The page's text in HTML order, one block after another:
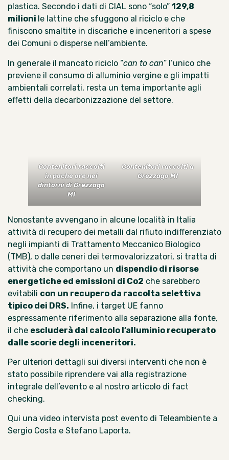
plastica. Secondo i dati di CIAL sono “solo” 129,8
milioni le lattine che sfuggono al riciclo e che
finiscono smaltite in discariche e inceneritori a spese
dei Comuni o disperse nell’ambiente.
In generale il mancato riciclo “can to can” l’unico che
previene il consumo di alluminio vergine e gli impatti
ambientali correlati, resta un tema importante agli
effetti della decarbonizzazione del settore.
Contenitori raccolti
in poche orenei
dintorni di Grezzago
MI
Contenitoriraccolti a
Grezzago MI
Nonostante avvengano in alcune località in Italia
attività di recupero dei metalli dal rifiuto indifferenziato
negli impianti di Trattamento Meccanico Biologico
(TMB), o dalle ceneri dei termovalorizzatori, si tratta di
attività che comportano un dispendio di risorse
energetiche ed emissioni di Co2 che sarebbero
evitabili con un recupero da raccolta selettiva
tipico dei DRS. Infine, i target UE fanno
espressamente riferimento alla separazione alla fonte,
il che escluderà dal calcolo l’alluminio recuperato
dalle scorie degli inceneritori.
Per ulteriori dettagli sui diversi interventi che non è
stato possibile riprendere vai alla registrazione
integrale dell’evento e al nostro articolo di fact
checking.
Qui una video intervista post evento di Teleambiente a
Sergio Costa e Stefano Laporta.